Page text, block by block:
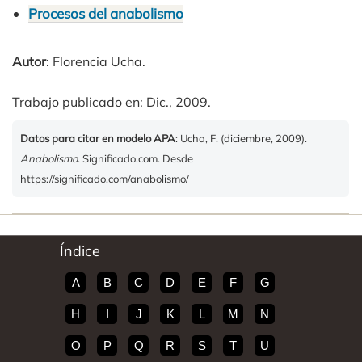
Procesos del anabolismo
Autor: Florencia Ucha.
Trabajo publicado en: Dic., 2009.
Datos para citar en modelo APA: Ucha, F. (diciembre, 2009).
Anabolismo. Significado.com. Desde
https://significado.com/anabolismo/
Índice
A B C D E F G
H I J K L M N
O P Q R S T U